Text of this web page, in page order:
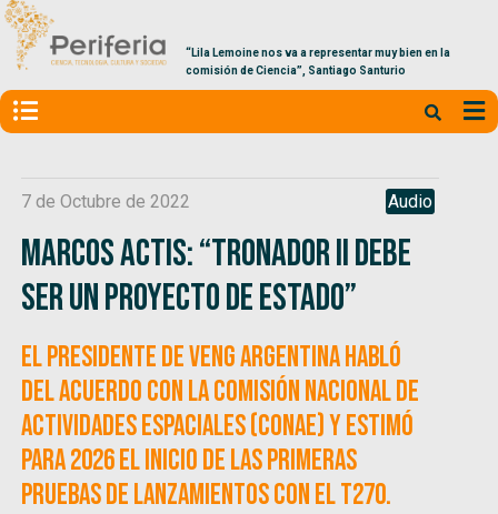
“Lila Lemoine nos va a representar muy bien en la
comisión de Ciencia”, Santiago Santurio
7 de Octubre de 2022 Audio
Marcos Actis: “Tronador II debe
ser un proyecto de Estado”
El presidente de Veng Argentina habló
del acuerdo con la Comisión Nacional de
Actividades Espaciales (CONAE) y estimó
para 2026 el inicio de las primeras
pruebas de lanzamientos con el T270.